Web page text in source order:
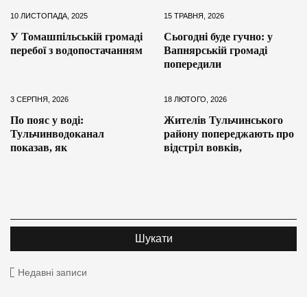
10 ЛИСТОПАДА, 2025
У Томашпільській громаді
перебої з водопостачанням
15 ТРАВНЯ, 2026
Сьогодні буде гучно: у
Вапнярській громаді
попередили
3 СЕРПНЯ, 2026
По пояс у воді:
Тульчинводоканал
показав, як
18 ЛЮТОГО, 2026
Жителів Тульчинського
району попереджають про
відстріл вовків,
Недавні записи